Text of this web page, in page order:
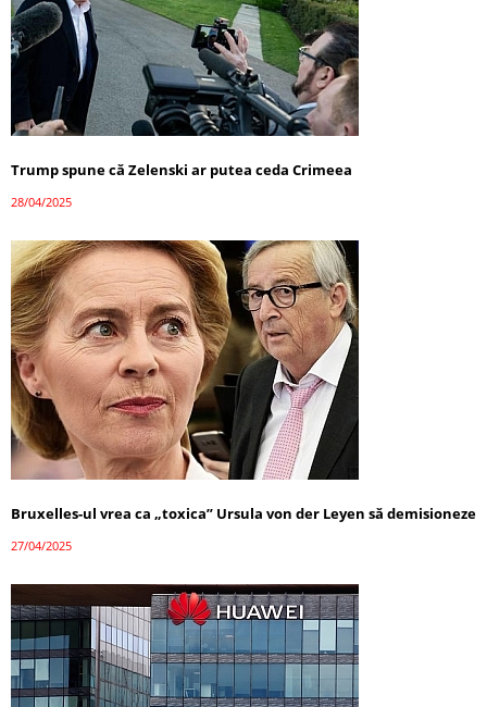
Trump spune că Zelenski ar putea ceda Crimeea
28/04/2025
Bruxelles-ul vrea ca „toxica” Ursula von der Leyen să demisioneze
27/04/2025